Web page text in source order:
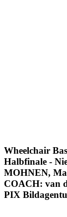
Wheelchair
Halbfinale -
MOHNEN,
COACH: van
PIX